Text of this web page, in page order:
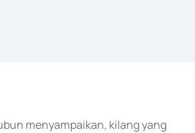
menyampaikan, kilang yang